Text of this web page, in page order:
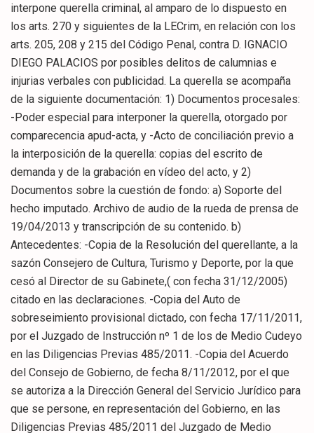
interpone querella criminal, al amparo de lo dispuesto en
los arts. 270 y siguientes de la LECrim, en relación con los
arts. 205, 208 y 215 del Código Penal, contra D. IGNACIO
DIEGO PALACIOS por posibles delitos de calumnias e
injurias verbales con publicidad. La querella se acompaña
de la siguiente documentación: 1) Documentos procesales:
-Poder especial para interponer la querella, otorgado por
comparecencia apud-acta, y -Acto de conciliación previo a
la interposición de la querella: copias del escrito de
demanda y de la grabación en vídeo del acto, y 2)
Documentos sobre la cuestión de fondo: a) Soporte del
hecho imputado. Archivo de audio de la rueda de prensa de
19/04/2013 y transcripción de su contenido. b)
Antecedentes: -Copia de la Resolución del querellante, a la
sazón Consejero de Cultura, Turismo y Deporte, por la que
cesó al Director de su Gabinete,( con fecha 31/12/2005)
citado en las declaraciones. -Copia del Auto de
sobreseimiento provisional dictado, con fecha 17/11/2011,
por el Juzgado de Instrucción nº 1 de los de Medio Cudeyo
en las Diligencias Previas 485/2011. -Copia del Acuerdo
del Consejo de Gobierno, de fecha 8/11/2012, por el que
se autoriza a la Dirección General del Servicio Jurídico para
que se persone, en representación del Gobierno, en las
Diligencias Previas 485/2011 del Juzgado de Medio